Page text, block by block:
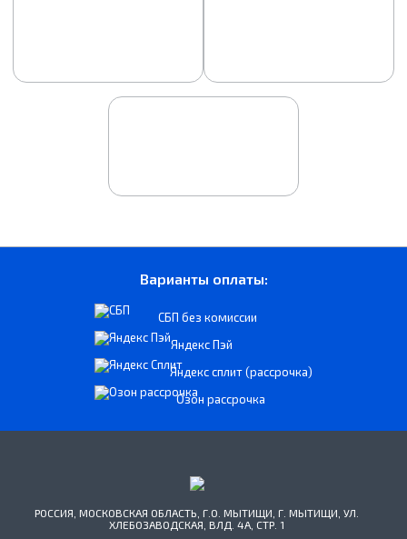
Варианты оплаты:
СБП без комиссии
Яндекс Пэй
Яндекс сплит (рассрочка)
Озон рассрочка
РОССИЯ, МОСКОВСКАЯ ОБЛАСТЬ, Г.О. МЫТИЩИ, Г. МЫТИЩИ, УЛ.
ХЛЕБОЗАВОДСКАЯ, ВЛД. 4А, СТР. 1